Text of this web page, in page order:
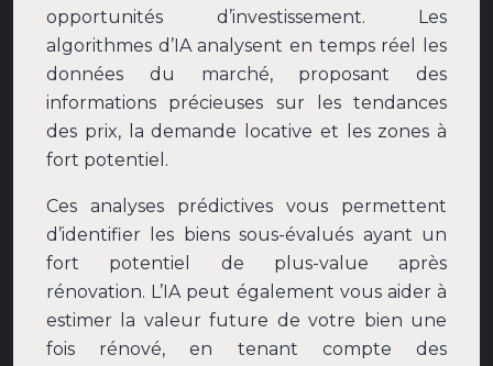
opportunités d’investissement. Les
algorithmes d’IA analysent en temps réel les
données du marché, proposant des
informations précieuses sur les tendances
des prix, la demande locative et les zones à
fort potentiel.
Ces analyses prédictives vous permettent
d’identifier les biens sous-évalués ayant un
fort potentiel de plus-value après
rénovation. L’IA peut également vous aider à
estimer la valeur future de votre bien une
fois rénové, en tenant compte des